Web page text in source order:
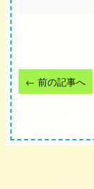
← 前の記事へ